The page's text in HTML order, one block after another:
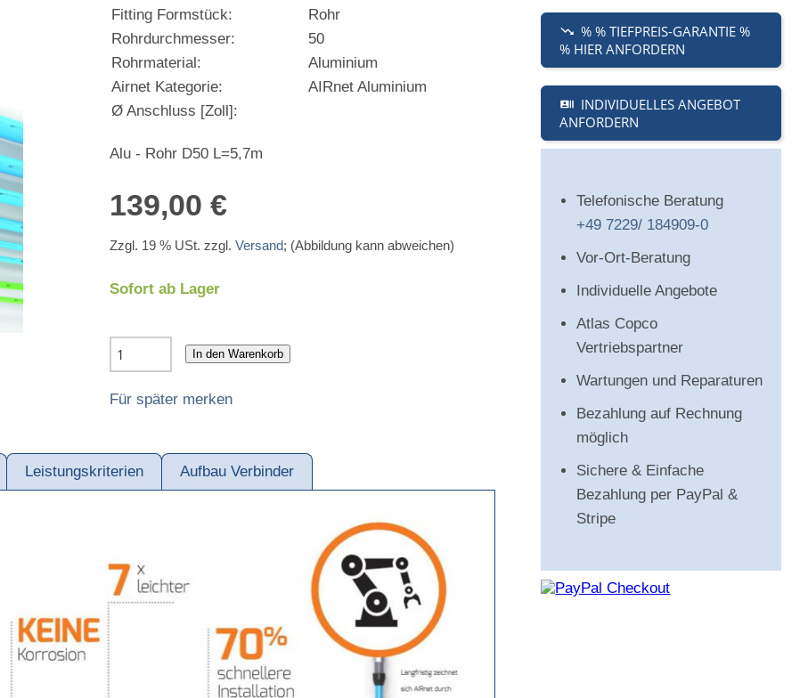
Fitting Formstück:
Rohr
Rohrdurchmesser:
50
Rohrmaterial:
Aluminium
Airnet Kategorie:
AIRnet Aluminium
Ø Anschluss [Zoll]:
Alu - Rohr D50 L=5,7m
139,00 €
Zzgl. 19 % USt. zzgl. Versand; (Abbildung kann abweichen)
Sofort ab Lager
In den Warenkorb
Für später merken
Leistungskriterien Aufbau Verbinder
% % TIEFPREIS-GARANTIE %
% HIER ANFORDERN
INDIVIDUELLES ANGEBOT
ANFORDERN
Telefonische Beratung
+49 7229/ 184909-0
Vor-Ort-Beratung
Individuelle Angebote
Atlas Copco
Vertriebspartner
Wartungen und Reparaturen
Bezahlung auf Rechnung
möglich
Sichere & Einfache
Bezahlung per PayPal &
Stripe